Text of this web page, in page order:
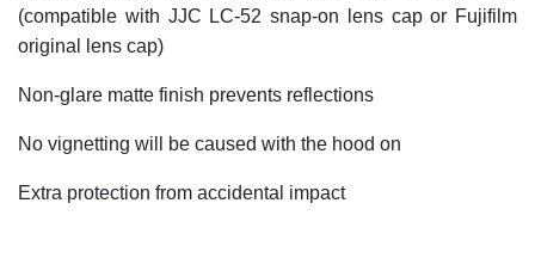
(compatible with JJC LC-52 snap-on lens cap or Fujifilm
original lens cap)
Non-glare matte finish prevents reflections
No vignetting will be caused with the hood on
Extra protection from accidental impact